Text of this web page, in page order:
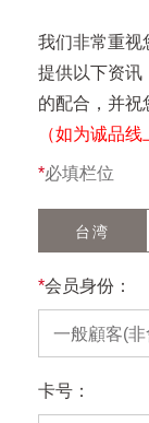
我们非常重视
提供以下资讯
的配合，并祝
（如为诚品
*必填栏位
台湾
*会员身份：
一般顧客(
卡号：